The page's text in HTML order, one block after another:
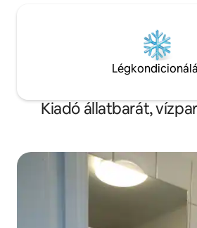
Kiadó állatbarát,